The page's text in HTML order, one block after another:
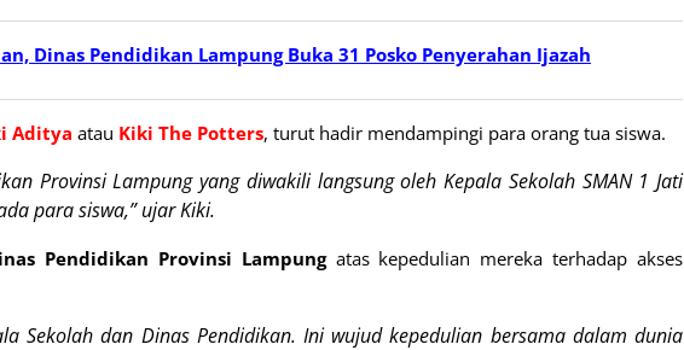
Dinas Pendidikan Lampung Buka 31 Posko Penyerahan Ijazah
Aditya atau Kiki The Potters, turut hadir mendampingi para orang tua siswa.
Provinsi Lampung yang diwakili langsung oleh Kepala Sekolah SMAN 1 Jati
para siswa,” ujar Kiki.
Pendidikan Provinsi Lampungatas kepedulian mereka terhadap akses
Sekolah dan Dinas Pendidikan. Ini wujud kepedulian bersama dalam dunia